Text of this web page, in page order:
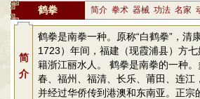
鹤拳 简介 拳术 器械 功法 名家
简
介
鹤拳是南拳一种。原称“白鹤拳”，清
1723）年间，福建（现霞浦县）方
籍浙江丽水人。 鹤拳是南拳的一种。
春、福州、福清、长乐、莆田、连江
并经过华侨传到港澳和东南亚。正宗